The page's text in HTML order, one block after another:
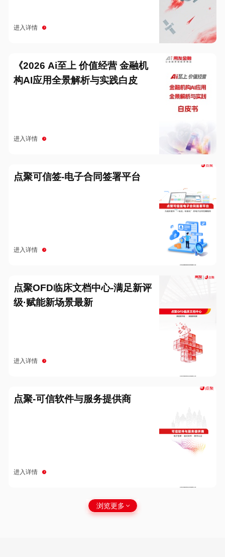
进入详情
《2026 Ai至上 价值经营 金融机
构AI应用全景解析与实践白皮
进入详情
点聚可信签-电子合同签署平台
进入详情
点聚OFD临床文档中心-满足新评
级·赋能新场景最新
进入详情
点聚-可信软件与服务提供商
进入详情
浏览更多